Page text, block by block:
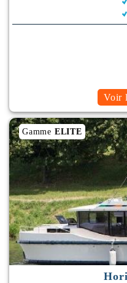
Voir
Gamme ELITE